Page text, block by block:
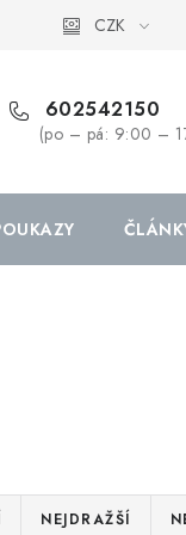
CZK
602542150
(po – pá: 9:00 –
NEJDRAŽŠÍ